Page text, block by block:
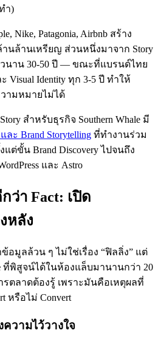
ำ)
Nike, Patagonia, Airbnb สร้าง
นล้านเหรียญ ส่วนหนึ่งมาจาก Story
นาน 30-50 ปี — ขณะที่แบรนด์ไทย
Visual Identity ทุก 3-5 ปี ทำให้
ามหมายไม่ได้
สำหรับธุรกิจ Southern Whale มี
ะ Brand Storytelling ที่ทำงานร่วม
ต่ขั้น Brand Discovery ไปจนถึง
และ Astro
ว่า Fact: เปิด
หลัง
อมูลล้วน ๆ ไม่ใช่เรื่อง “ฟิลลิ่ง” แต่
ที่พิสูจน์ได้ในห้องแล็บมานานกว่า 20
ลาดต้องรู้ เพราะมันคือเหตุผลที่
หรือไม่ Convert
วามไว้วางใจ